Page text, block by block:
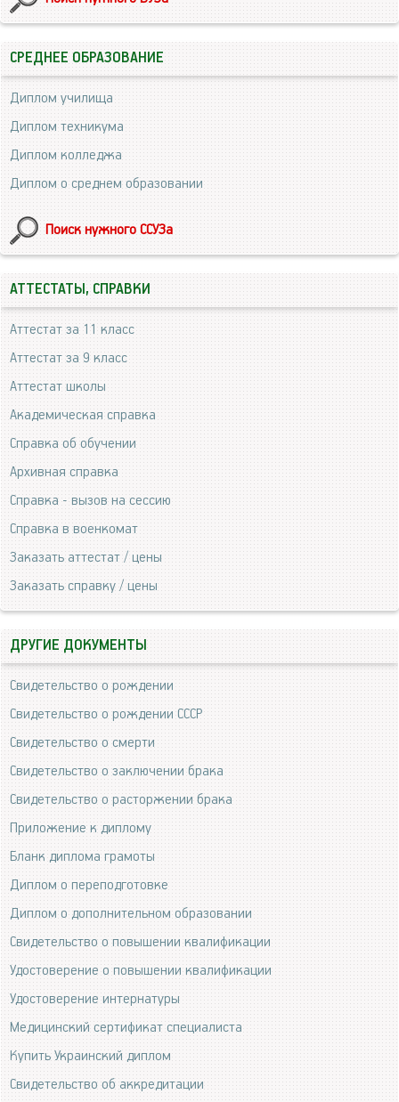
СРЕДНЕЕ ОБРАЗОВАНИЕ
Диплом училища
Диплом техникума
Диплом колледжа
Диплом о среднем образовании
Поиск нужного ССУЗа
АТТЕСТАТЫ, СПРАВКИ
Аттестат за 11 класс
Аттестат за 9 класс
Аттестат школы
Академическая справка
Справка об обучении
Архивная справка
Справка - вызов на сессию
Справка в военкомат
Заказать аттестат / цены
Заказать справку / цены
ДРУГИЕ ДОКУМЕНТЫ
Свидетельство о рождении
Свидетельство о рождении СССР
Свидетельство о смерти
Свидетельство о заключении брака
Свидетельство о расторжении брака
Приложение к диплому
Бланк диплома грамоты
Диплом о переподготовке
Диплом о дополнительном образовании
Свидетельство о повышении квалификации
Удостоверение о повышении квалификации
Удостоверение интернатуры
Медицинский сертификат специалиста
Купить Украинский диплом
Свидетельство об аккредитации